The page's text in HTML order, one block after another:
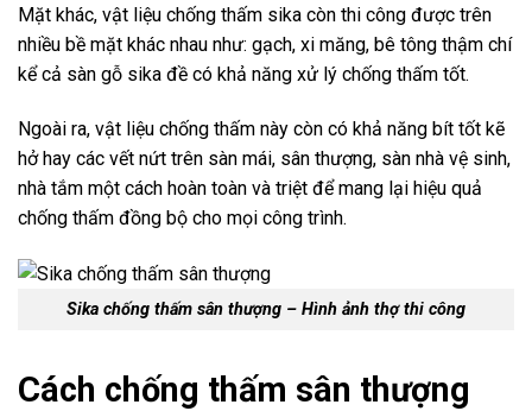
Mặt khác, vật liệu chống thấm sika còn thi công được trên
nhiều bề mặt khác nhau như: gạch, xi măng, bê tông thậm chí
kể cả sàn gỗ sika đề có khả năng xử lý chống thấm tốt.
Ngoài ra, vật liệu chống thấm này còn có khả năng bít tốt kẽ
hở hay các vết nứt trên sàn mái, sân thượng, sàn nhà vệ sinh,
nhà tắm một cách hoàn toàn và triệt để mang lại hiệu quả
chống thấm đồng bộ cho mọi công trình.
Sika chống thấm sân thượng – Hình ảnh thợ thi công
Cách chống thấm sân thượng